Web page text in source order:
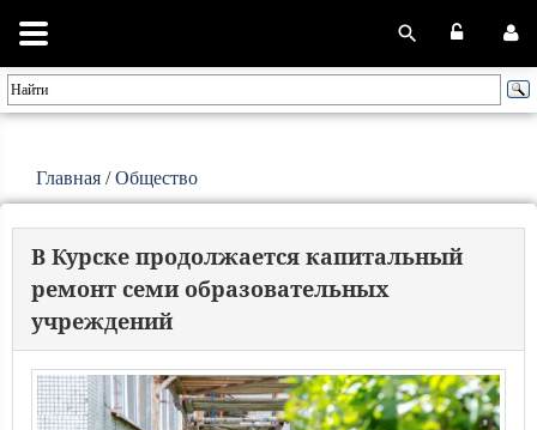
Главная /Общество
В Курске продолжается капитальный
ремонт семи образовательных
учреждений